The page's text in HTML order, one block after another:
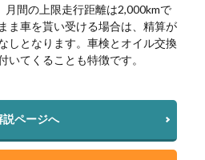
間の上限走行距離は2,000kmで
ま車を貰い受ける場合は、精算が
しとなります。車検とオイル交換
いてくることも特徴です。
説ページへ